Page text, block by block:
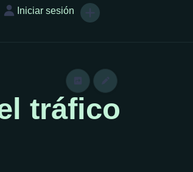
Iniciar sesión
tráfico